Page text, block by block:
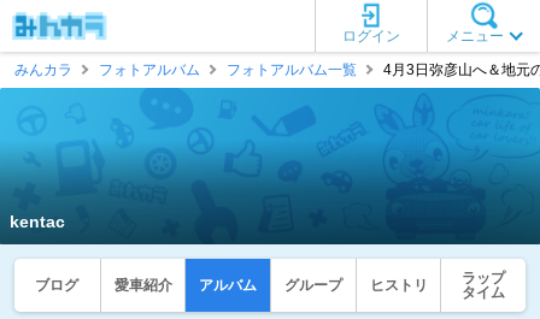
メニュー
ログイン
みんカラ
フォトアルバム フォトアルバム一覧 4月3日弥彦山へ＆地元
kentac
ブログ 愛車紹介 アルバム グループ ヒストリ
ラップ
タイム